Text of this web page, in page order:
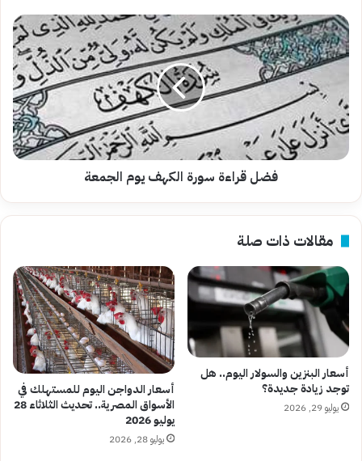
فضل
قراءة
سورة
الكهف
يوم
الجمعة
فضل قراءة سورة الكهف يوم الجمعة
مقالات ذات صلة
أسعار البنزين والسولار اليوم.. هل
توجد زيادة جديدة؟
يوليو 29, 2026
أسعار الدواجن اليوم للمستهلك في
الأسواق المصرية.. تحديث الثلاثاء 28
يوليو 2026
يوليو 28, 2026